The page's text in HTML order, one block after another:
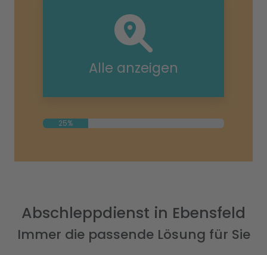
Alle anzeigen
25%
Abschleppdienst in Ebensfeld
Immer die passende Lösung für Sie